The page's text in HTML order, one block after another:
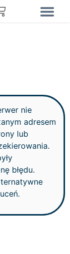
nie
adresem
lub
błędu.